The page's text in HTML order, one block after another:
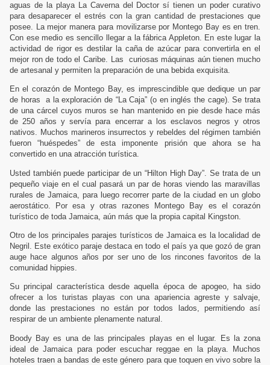
aguas de la playa La Cavernadel Doctor sí tienen un poder curativo
para desaparecer el estrés con la gran cantidad de prestaciones que
posee. La mejor manera para movilizarse por Montego Bay es en tren.
Con ese medio es sencillo llegar a la fábrica Appleton. En este lugar la
actividad de rigor es destilar la caña de azúcar para convertirla en el
mejor ron de todo el Caribe. Las
curiosas máquinas aún tienen mucho
de artesanal y permiten la preparación de una bebida exquisita.
En el corazón de Montego Bay, es imprescindible que dedique un par
de horas
a la exploración de “La Caja” (o en inglés the cage). Se trata
de una cárcel cuyos muros se han mantenido en pie desde hace más
de 250 años y servía para encerrar a los esclavos negros y otros
nativos. Muchos marineros insurrectos y rebeldes del régimen también
fueron “huéspedes” de esta imponente prisión que ahora se ha
convertido en una atracción turística.
Usted también puede participar de un “Hilton High Day”. Se trata de un
pequeño viaje en el cual pasará un par de horas viendo las maravillas
rurales de Jamaica, para luego recorrer parte de la ciudad en un globo
aerostático. Por esa y otras razones Montego Bay es el corazón
turístico de toda Jamaica, aún más que la propia capital Kingston.
Otro de los principales parajes turísticos de Jamaica es la localidad de
Negril. Este exótico paraje destaca en todo el país ya que gozó de gran
auge hace algunos años por ser uno de los rincones favoritos de la
comunidad hippies.
Su principal característica desde aquella época de apogeo, ha sido
ofrecer a los turistas playas con una apariencia agreste y salvaje,
donde las prestaciones no están por todos lados, permitiendo así
respirar de un ambiente plenamente natural.
Boody Bay es una de las principales playas en el lugar. Es la zona
ideal de Jamaica para poder escuchar reggae en la playa. Muchos
hoteles traen a bandas de este género para que toquen en vivo sobre la